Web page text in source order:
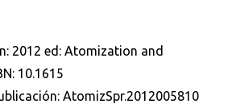
2012 ed: Atomization and
10.1615
AtomizSpr.2012005810